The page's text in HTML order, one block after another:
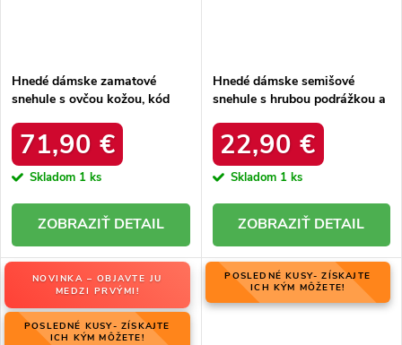
Hnedé dámske zamatové
snehule s ovčou kožou, kód
71,90 €
Skladom 1 ks
DETAIL
Hnedé dámske semišové
snehule s hrubou podrážkou a
produktu OO274A098
22,90 €
Skladom 1 ks
DETAIL
NOVINKA – OBJAVTE JU
MEDZI PRVÝMI!
POSLEDNÉ KUSY- ZÍSKAJTE
ICH KÝM MÔŽETE!
POSLEDNÉ KUSY- ZÍSKAJTE
ICH KÝM MÔŽETE!